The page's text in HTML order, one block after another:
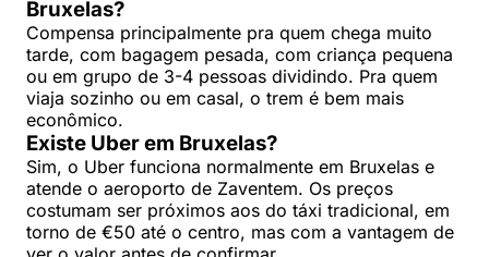
Bruxelas?
Compensa principalmente pra quem chega muito
tarde, com bagagem pesada, com criança pequena
ou em grupo de 3-4 pessoas dividindo. Pra quem
viaja sozinho ou em casal, o trem é bem mais
econômico.
Existe Uber em Bruxelas?
Sim, o Uber funciona normalmente em Bruxelas e
atende o aeroporto de Zaventem. Os preços
costumam ser próximos aos do táxi tradicional, em
torno de €50 até o centro, mas com a vantagem de